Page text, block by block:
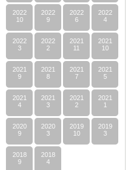
2022
10
2022
9
2022
6
2022
4
2022
3
2022
2
2021
11
2021
10
2021
9
2021
8
2021
7
2021
5
2021
4
2021
3
2021
2
2021
1
2020
9
2020
3
2019
10
2019
3
2018
9
2018
4